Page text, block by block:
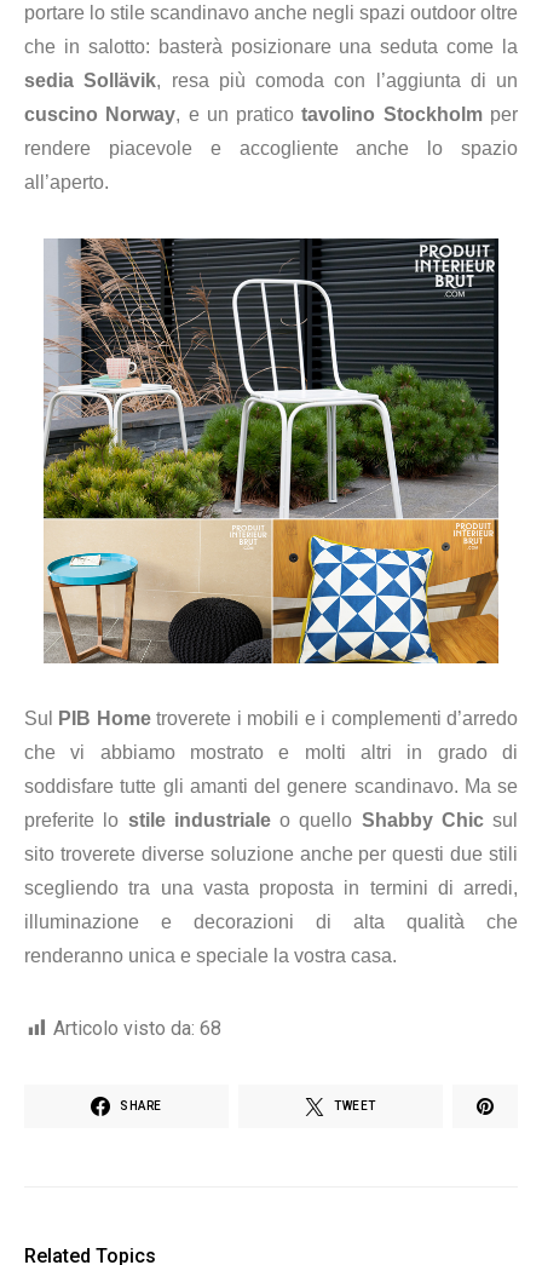
portare lo stile scandinavo anche negli spazi outdoor oltre
che in salotto: basterà posizionare una seduta come la
sedia Sollävik, resa più comoda con l’aggiunta di un
cuscino Norway, e un praticotavolino Stockholmper
rendere piacevole e accogliente anche lo spazio
all’aperto.
Sul PIB Hometroverete i mobili e i complementi d’arredo
che vi abbiamo mostrato e molti altri in grado di
soddisfare tutte gli amanti del genere scandinavo. Ma se
preferite lo stile industrialeo quello Shabby Chicsul
sito troverete diverse soluzione anche per questi due stili
scegliendo tra una vasta proposta in termini di arredi,
illuminazione e decorazioni di alta qualità che
renderanno unica e speciale la vostra casa.
Articolo visto da: 68
SHARE TWEET
Related Topics